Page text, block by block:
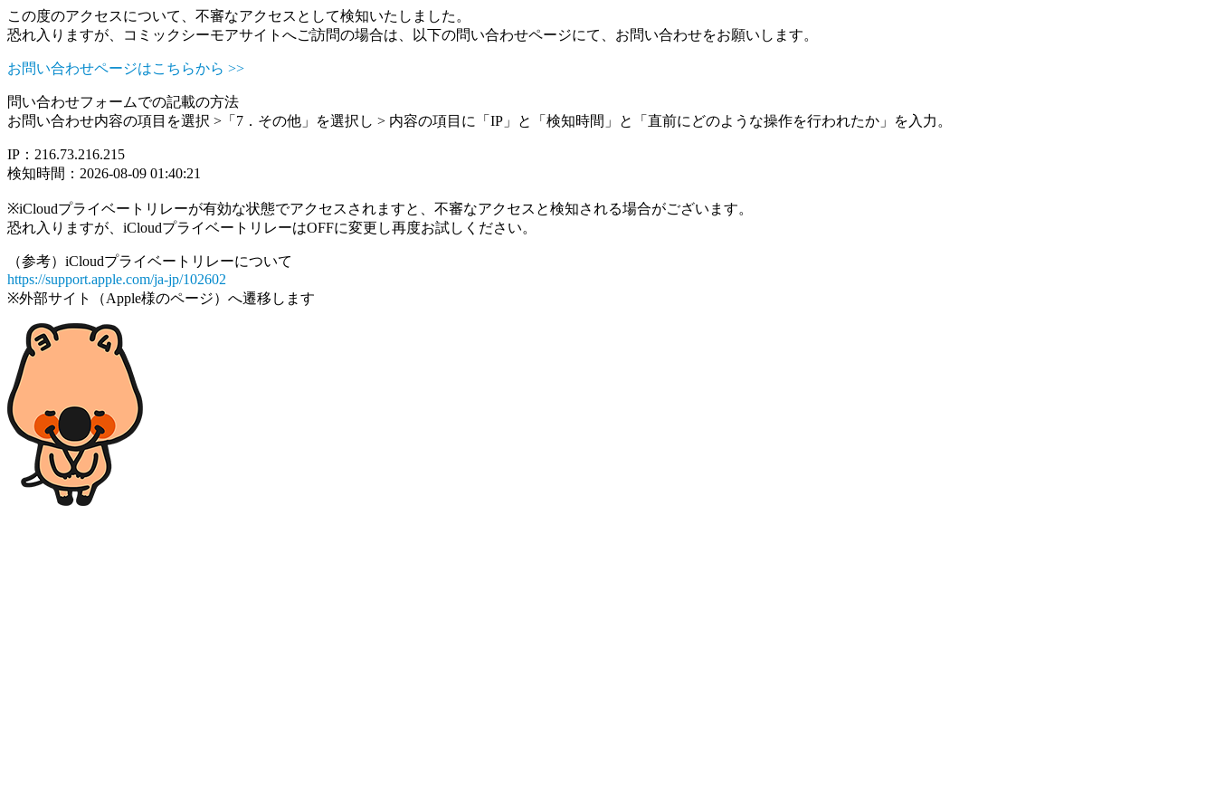
この度のアクセスについて、不審なアクセスとして検知いたしました。
恐れ入りますが、コミックシーモアサイトへご訪問の場合は、以下の問い合わせページにて、お問い合わせをお願いします。
お問い合わせページはこちらから >>
問い合わせフォームでの記載の方法
お問い合わせ内容の項目を選択 >「7．その他」を選択し > 内容の項目に「IP」と「検知時間」と「直前にどのような操作を行われたか」を入力。
IP：216.73.216.215
検知時間：2026-08-09 01:40:21
※iCloudプライベートリレーが有効な状態でアクセスされますと、不審なアクセスと検知される場合がございます。
恐れ入りますが、iCloudプライベートリレーはOFFに変更し再度お試しください。
（参考）iCloudプライベートリレーについて
https://support.apple.com/ja-jp/102602
※外部サイト（Apple様のページ）へ遷移します